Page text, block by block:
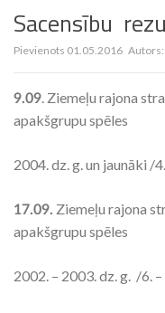
Sacensību
Pievienots 01.05.2016 Autors:
9.09. Ziemeļu rajona
apakšgrupu spēles
2004. dz. g. un jaunāki /
17.09. Ziemeļu rajona
apakšgrupu spēles
2002. – 2003. dz. g. /6.